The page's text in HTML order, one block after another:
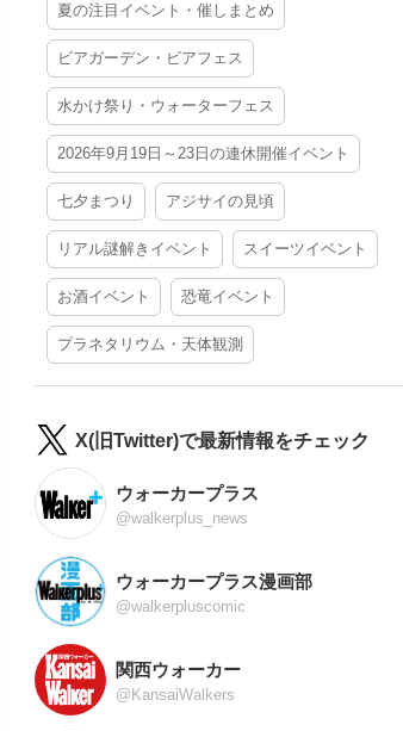
夏の注目イベント・催しまとめ
ビアガーデン・ビアフェス
水かけ祭り・ウォーターフェス
2026年9月19日～23日の連休開催イベント
七夕まつり アジサイの見頃
リアル謎解きイベント スイーツイベント
お酒イベント 恐竜イベント
プラネタリウム・天体観測
X(旧Twitter)で最新情報をチェック
ウォーカープラス
@walkerplus_news
ウォーカープラス漫画部
@walkerpluscomic
関西ウォーカー
@KansaiWalkers